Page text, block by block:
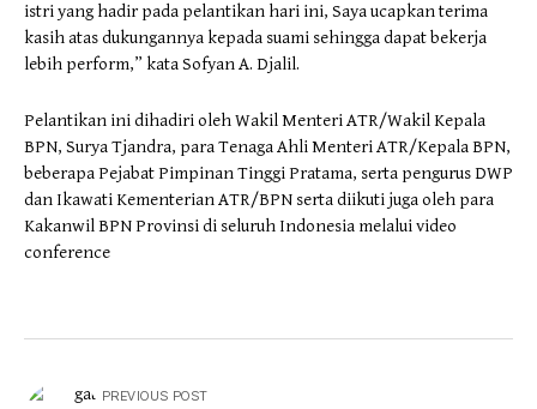
istri yang hadir pada pelantikan hari ini, Saya ucapkan terima
kasih atas dukungannya kepada suami sehingga dapat bekerja
lebih perform,” kata Sofyan A. Djalil.
Pelantikan ini dihadiri oleh Wakil Menteri ATR/Wakil Kepala
BPN, Surya Tjandra, para Tenaga Ahli Menteri ATR/Kepala BPN,
beberapa Pejabat Pimpinan Tinggi Pratama, serta pengurus DWP
dan Ikawati Kementerian ATR/BPN serta diikuti juga oleh para
Kakanwil BPN Provinsi di seluruh Indonesia melalui video
conference
PREVIOUS POST